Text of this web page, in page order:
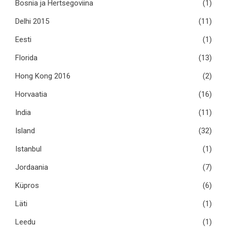
Bosnia ja Hertsegoviina
(1)
Delhi 2015
(11)
Eesti
(1)
Florida
(13)
Hong Kong 2016
(2)
Horvaatia
(16)
India
(11)
Island
(32)
Istanbul
(1)
Jordaania
(7)
Küpros
(6)
Läti
(1)
Leedu
(1)